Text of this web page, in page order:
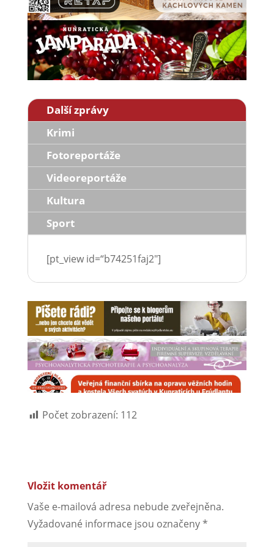
Další zprávy
Krimi
Fotoreportáže
Videoreportáže
Kultura
Sport
[pt_view id=“b74251faj2″]
Počet zobrazení: 112
Vložit komentář
Vaše e-mailová adresa nebude zveřejněna.
Vyžadované informace jsou označeny*